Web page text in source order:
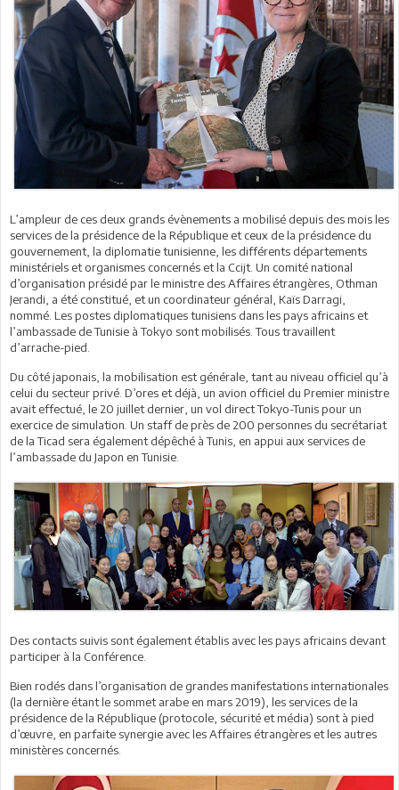
L’ampleur de ces deux grands évènements a mobilisé depuis des mois les
services de la présidence de la République et ceux de la présidence du
gouvernement, la diplomatie tunisienne, les différents départements
ministériels et organismes concernés et la Ccijt. Un comité national
d’organisation présidé par le ministre des Affaires étrangères, Othman
Jerandi, a été constitué, et un coordinateur général, Kaïs Darragi,
nommé. Les postes diplomatiques tunisiens dans les pays africains et
l’ambassade de Tunisie à Tokyo sont mobilisés. Tous travaillent
d’arrache-pied.
Du côté japonais, la mobilisation est générale, tant au niveau officiel qu’à
celui du secteur privé. D’ores et déjà, un avion officiel du Premier ministre
avait effectué, le 20 juillet dernier, un vol direct Tokyo-Tunis pour un
exercice de simulation. Un staff de près de 200 personnes du secrétariat
de la Ticad sera également dépêché à Tunis, en appui aux services de
l’ambassade du Japon en Tunisie.
Des contacts suivis sont également établis avec les pays africains devant
participer à la Conférence.
Bien rodés dans l’organisation de grandes manifestations internationales
(la dernière étant le sommet arabe en mars 2019), les services de la
présidence de la République (protocole, sécurité et média) sont à pied
d’œuvre, en parfaite synergie avec les Affaires étrangères et les autres
ministères concernés.